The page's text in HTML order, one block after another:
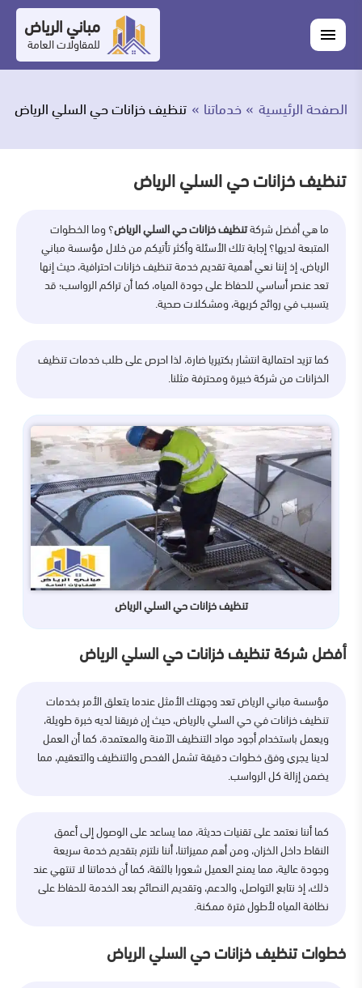
إلى
المحتوى
القائمة
مباني الرياض
للمقاولات العامة
مباني
اغلاق
القائمة
نحن
أعمالنا
المدونة
الصفحة الرئيسية خدماتنا تنظيف خزانات حي السلي الرياض
تنظيف خزانات حي السلي الرياض
ما هي أفضل شركةتنظيف خزانات حي السلي الرياض؟ وما الخطوات
المتبعة لديها؟ إجابة تلك الأسئلة وأكثر تأتيكم من خلال مؤسسة مباني
الرياض، إذ إننا نعي أهمية تقديم خدمة تنظيف خزانات احترافية، حيث إنها
تعد عنصر أساسي للحفاظ على جودة المياه، كما أن تراكم الرواسب؛ قد
يتسبب في روائح كريهة، ومشكلات صحية.
كما تزيد احتمالية انتشار بكتيريا ضارة، لذا احرص على طلب خدمات تنظيف
الخزانات من شركة خبيرة ومحترفة مثلنا.
تنظيف خزانات حي السلي الرياض
أفضل شركة تنظيف خزانات حي السلي الرياض
مؤسسة مباني الرياض تعد وجهتك الأمثل عندما يتعلق الأمر بخدمات
تنظيف خزانات في حي السلي بالرياض، حيث إن فريقنا لديه خبرة طويلة،
ويعمل باستخدام أجود مواد التنظيف الآمنة والمعتمدة، كما أن العمل
لدينا يجري وفق خطوات دقيقة تشمل الفحص والتنظيف والتعقيم، مما
يضمن إزالة كل الرواسب.
كما أننا نعتمد على تقنيات حديثة، مما يساعد على الوصول إلى أعمق
النقاط داخل الخزان، ومن أهم مميزاتنا، أننا نلتزم بتقديم خدمة سريعة
وجودة عالية، مما يمنح العميل شعورا بالثقة، كما أن خدماتنا لا تنتهي عند
ذلك، إذ نتابع التواصل، والدعم، وتقديم النصائح بعد الخدمة للحفاظ على
نظافة المياه لأطول فترة ممكنة.
خطوات تنظيف خزانات حي السلي الرياض